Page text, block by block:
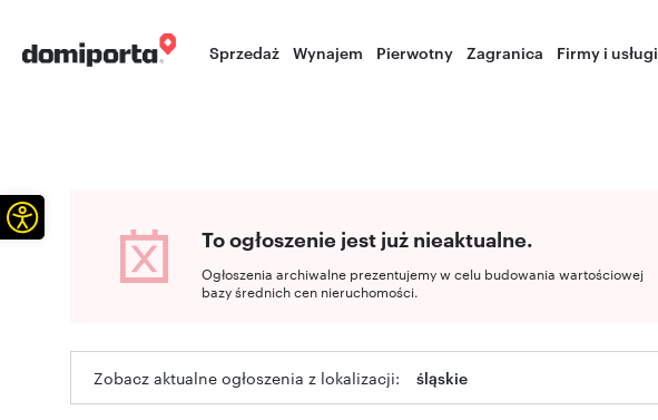
Sprzedaż Wynajem Pierwotny Zagranica Firmy i usługi
To ogłoszenie jest już nieaktualne.
Ogłoszenia archiwalne prezentujemy w celu budowania wartościowej
bazy średnich cen nieruchomości.
Zobacz aktualne ogłoszenia z lokalizacji: śląskie
Otwórz pasek narzędzi